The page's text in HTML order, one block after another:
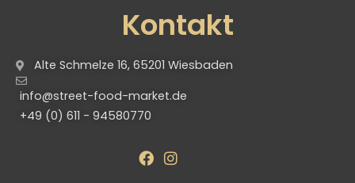
Kontakt
Alte Schmelze 16, 65201 Wiesbaden
info@street-food-market.de
+49 (0) 611 - 94580770